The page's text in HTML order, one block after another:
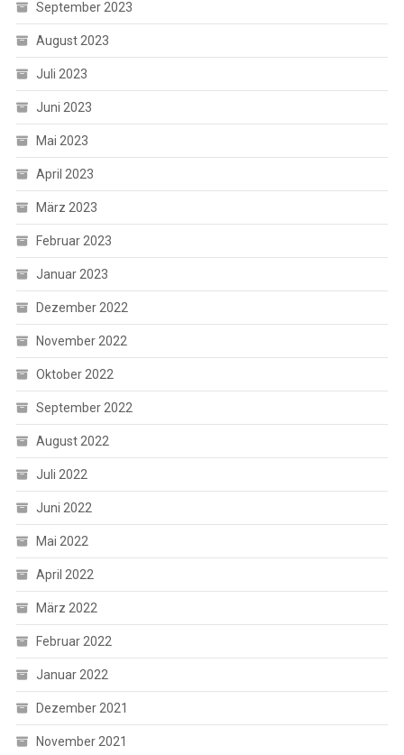
September 2023
August 2023
Juli 2023
Juni 2023
Mai 2023
April 2023
März 2023
Februar 2023
Januar 2023
Dezember 2022
November 2022
Oktober 2022
September 2022
August 2022
Juli 2022
Juni 2022
Mai 2022
April 2022
März 2022
Februar 2022
Januar 2022
Dezember 2021
November 2021